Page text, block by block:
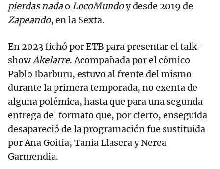
pierdas nadao LocoMundoy desde 2019 de
Zapeando, en la Sexta.
En 2023 fichó por ETB para presentar el talk-
showAkelarre. Acompañada por el cómico
Pablo Ibarburu, estuvo al frente del mismo
durante la primera temporada, no exenta de
alguna polémica, hasta que para una segunda
entrega del formato que, por cierto, enseguida
desapareció de la programación fue sustituida
por Ana Goitia, Tania Llasera y Nerea
Garmendia.